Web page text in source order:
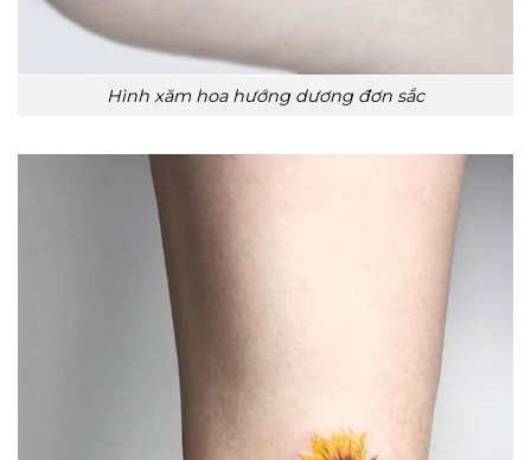
Hình xăm hoa hướng dương đơn sắc